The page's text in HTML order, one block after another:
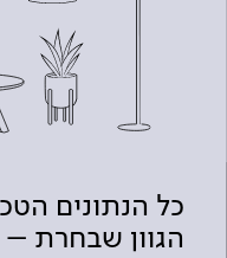
כל הנתונים
הגוון שבחרת